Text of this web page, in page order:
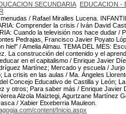
SECUNDARIA EDUCACION -
/ Rafael Miralles Lucena.
Comprender la crisis / Iván David
Cuando la televisión nos hace dudar /
Pedrajas, Francisco Javier Poyato
hiel" / Amelia Almau. TEMA DEL MES:
La construcción del contenido y el
en el capitalismo / Enrique Javier
Martínez; Mercado y escuela /
La crisis en las aulas / Ma. Ángeles
Concejo Educativo de Castilla y León;
y otros; Para saber más / Enrique
Alzola Maiztegi, Agurtzane Martínez
/ Xabier Etxeberria Mauleon.
content/Inicio.aspx